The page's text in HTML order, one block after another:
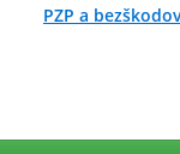
PZP a